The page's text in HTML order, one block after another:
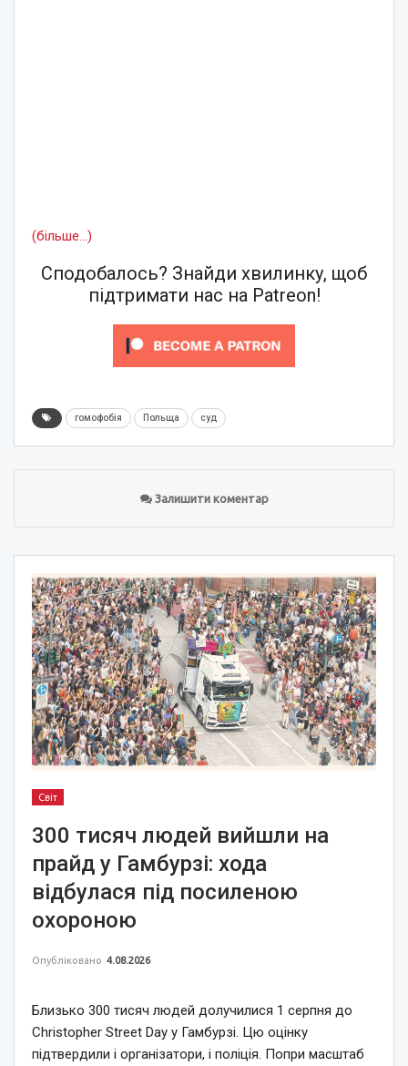
(більше…)
Сподобалось? Знайди хвилинку, щоб
підтримати нас на Patreon!
гомофобія Польща суд
Залишити коментар
Світ
300 тисяч людей вийшли на
прайд у Гамбурзі: хода
відбулася під посиленою
охороною
Опубліковано 4.08.2026
Близько 300 тисяч людей долучилися 1 серпня до
Christopher Street Day у Гамбурзі. Цю оцінку
підтвердили і організатори, і поліція. Попри масштаб